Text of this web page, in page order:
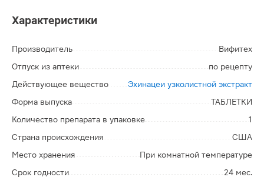
Характеристики
Производитель
Вифитех
Отпуск из аптеки
по рецепту
Действующее вещество
Эхинацеи узколистной экстракт
Форма выпуска
ТАБЛЕТКИ
Количество препарата в упаковке
1
Страна происхождения
США
Место хранения
При комнатной температуре
Срок годности
24 мес.